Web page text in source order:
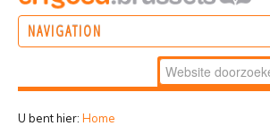
NAVIGATION
Zoek
Geavanceerd
U bent hier: Home